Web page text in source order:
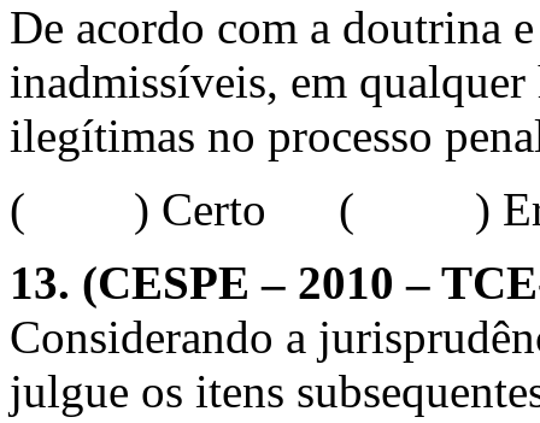
De acordo com a doutrina
inadmissíveis, em
ilegítimas no processo
( ) Certo ( )
13. (CESPE – 2010 –
Considerando a
julgue os itens